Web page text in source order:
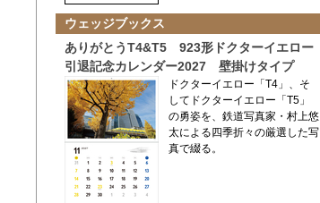
ウェッジブックス
ありがとうT4&T5 923形ドクターイエロー
引退記念カレンダー2027 壁掛けタイプ
ドクターイエロー「T4」、そ
してドクターイエロー「T5」
の勇姿を、鉄道写真家・村上悠
太による四季折々の厳選した写
真で綴る。